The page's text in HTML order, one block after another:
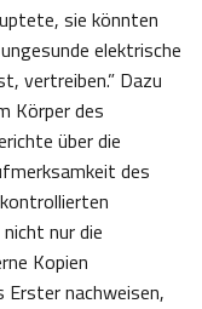
sie könnten
elektrische
vertreiben.” Dazu
Körper des
über die
des
nur die
Kopien
Erster nachweisen,